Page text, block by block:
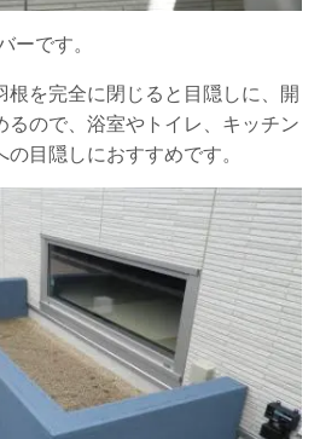
ーです。
根を完全に閉じると目隠しに、開
るので、浴室やトイレ、キッチン
目隠しにおすすめです。